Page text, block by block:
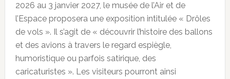
2026 au 3 janvier 2027, le musée de l’Air et de
l’Espace proposera une exposition intitulée « Drôles
de vols ». Il s’agit de « découvrir l’histoire des ballons
et des avions à travers le regard espiègle,
humoristique ou parfois satirique, des
caricaturistes ». Les visiteurs pourront ainsi